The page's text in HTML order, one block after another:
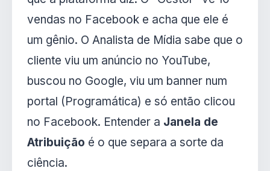
vendas no Facebook e acha que ele é
um gênio. O Analista de Mídia sabe que o
cliente viu um anúncio no YouTube,
buscou no Google, viu um banner num
portal (Programática) e só então clicou
no Facebook. Entender a Janela de
Atribuição é o que separa a sorte da
ciência.